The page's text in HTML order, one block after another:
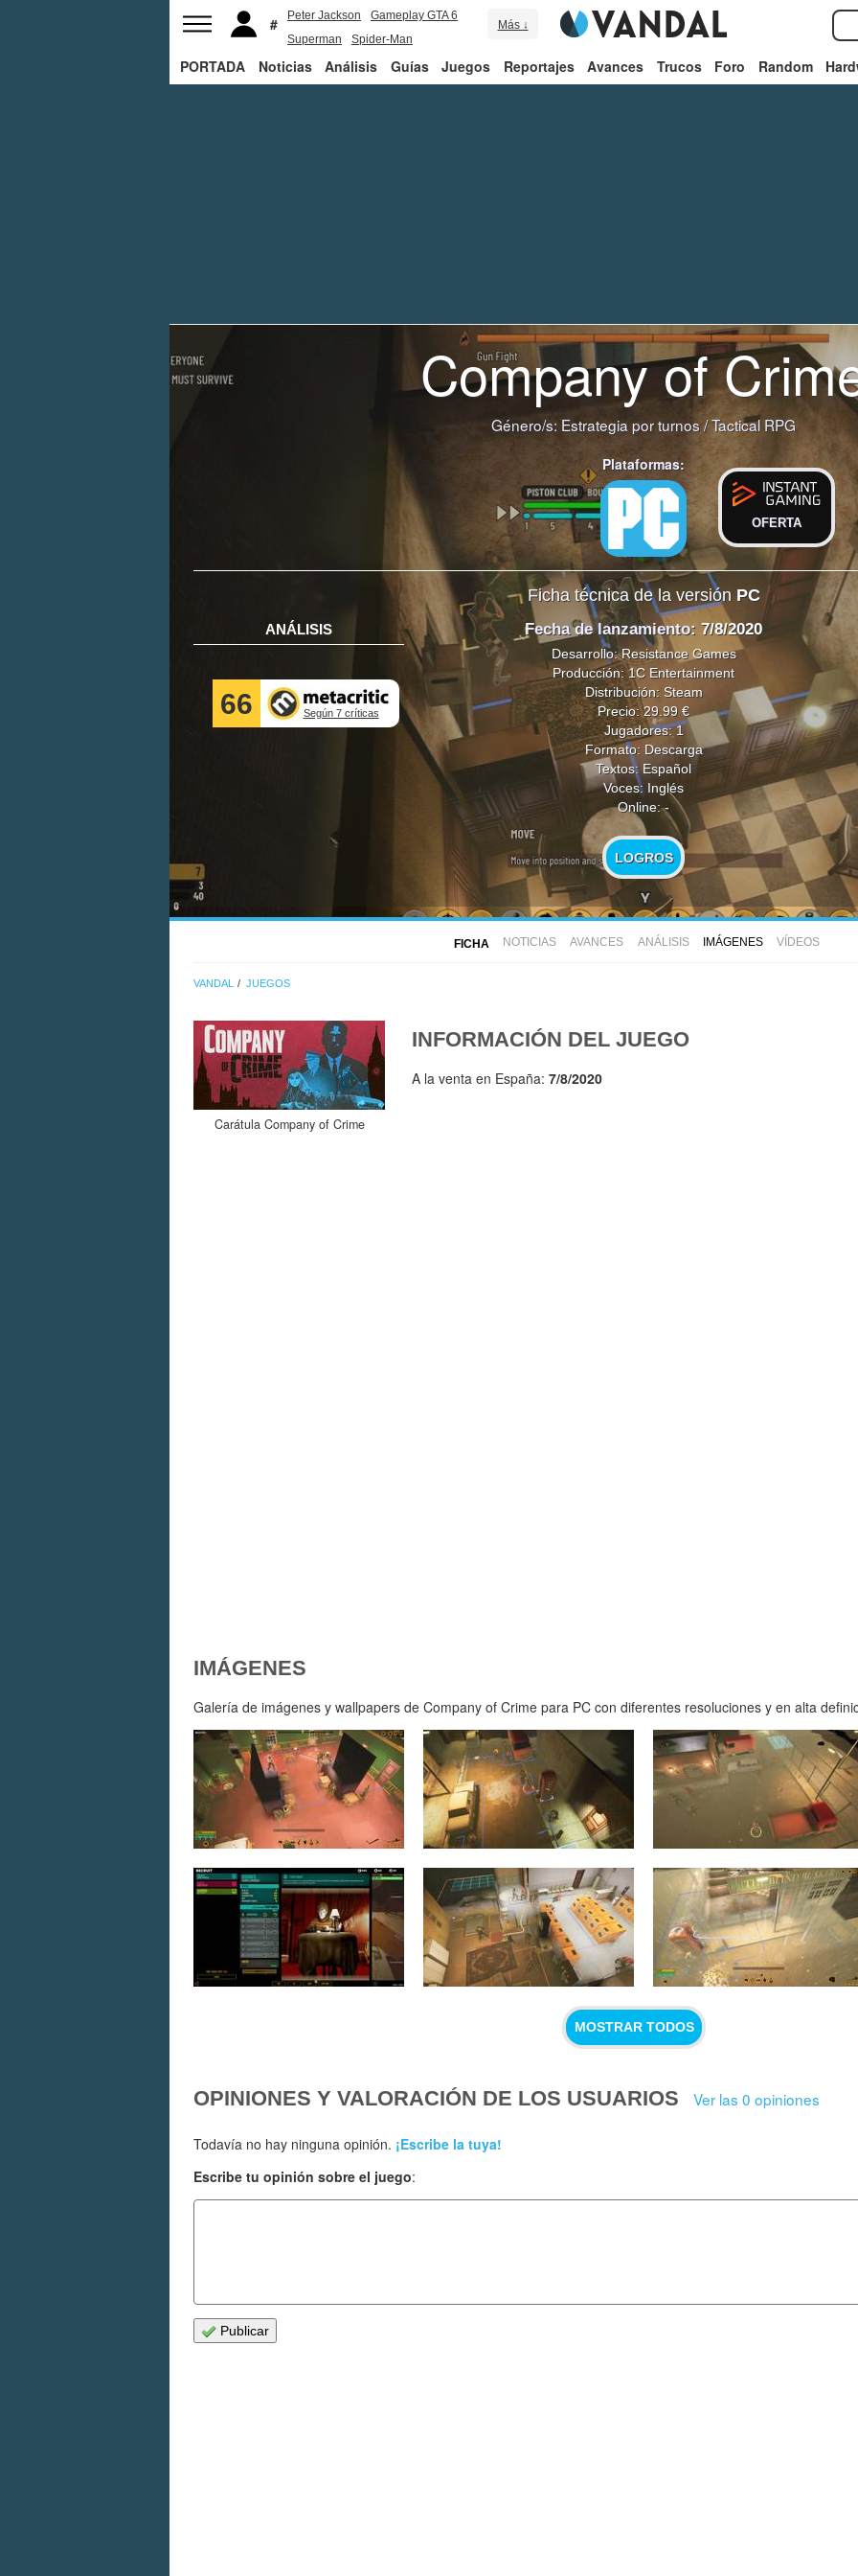
Peter Jackson
Gameplay GTA 6
Superman
Spider-Man
Más ↓
PORTADA Noticias Análisis Guías Juegos Reportajes Avances Trucos Foro Random
Company of
Género/s: Estrategia por turnos/Tactical RPG
Plataformas:
OFERTA
Ficha técnica de la versión PC
ANÁLISIS
66 Según 7 críticas
Fecha de lanzamiento: 7/8/2020
Desarrollo: Resistance Games
Producción: 1C Entertainment
Distribución: Steam
Precio: 29.99 €
Jugadores: 1
Formato: Descarga
Textos: Español
Voces: Inglés
Online: -
LOGROS
FICHA NOTICIAS AVANCES ANÁLISIS IMÁGENES VÍDEOS
VANDAL JUEGOS
Carátula Company of Crime
INFORMACIÓN DEL JUEGO
A la venta en España: 7/8/2020
IMÁGENES
Galería de imágenes y wallpapers de Company of Crime para PC con diferentes resoluciones y en alta
MOSTRAR TODOS
OPINIONES Y VALORACIÓN DE LOS USUARIOS Ver las 0 opiniones
Todavía no hay ninguna opinión. ¡Escribe la tuya!
Escribe tu opinión sobre el juego:
Publicar